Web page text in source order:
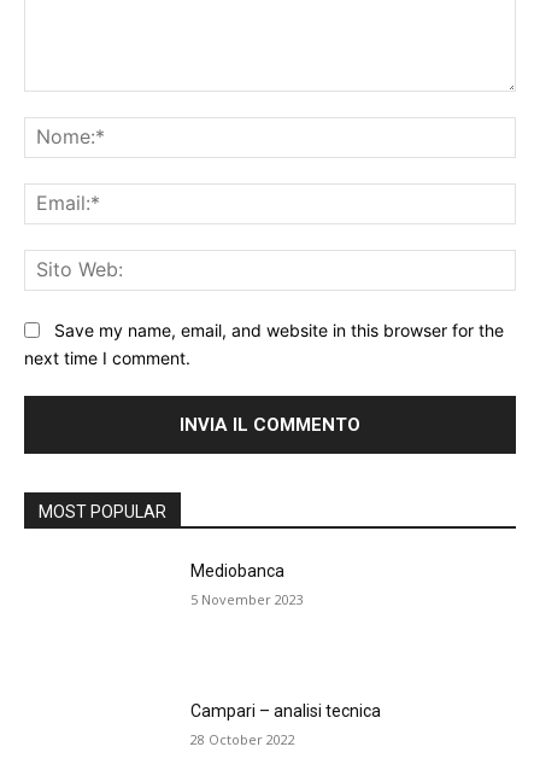
Save my name, email, and website in this browser for the
next time I comment.
MOST POPULAR
Mediobanca
5 November 2023
Campari – analisi tecnica
28 October 2022